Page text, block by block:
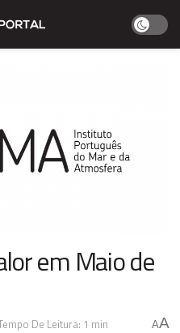
em Maio de
De Leitura: 1 min AA